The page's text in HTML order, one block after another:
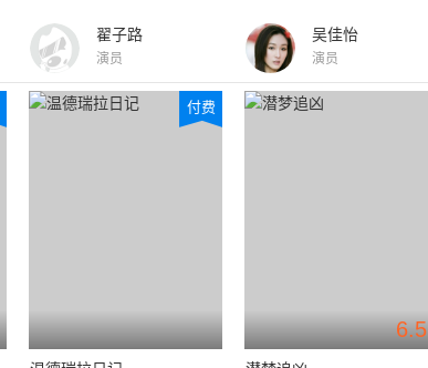
翟子路
演员
吴佳怡
演员
付费
6.5